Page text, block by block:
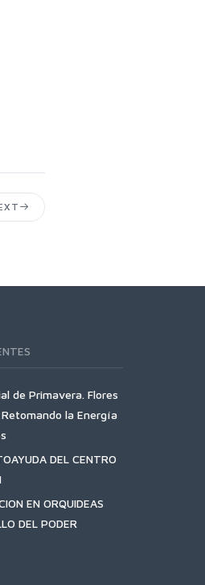
de Primavera. Flores
la Energía
DEL CENTRO
EN ORQUIDEAS
DEL PODER